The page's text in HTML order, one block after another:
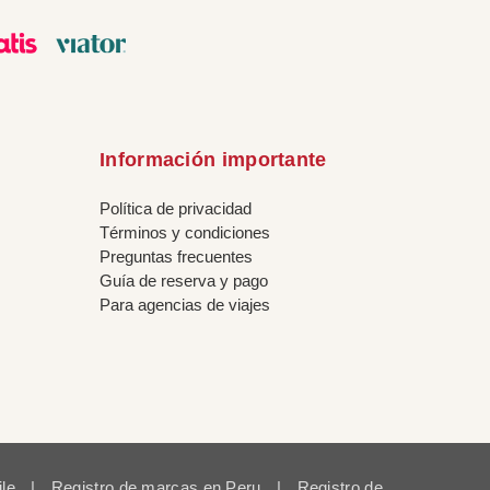
Información importante
Política de privacidad
Términos y condiciones
Preguntas frecuentes
Guía de reserva y pago
Para agencias de viajes